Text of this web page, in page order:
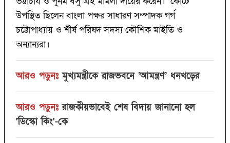
উপস্থিত ছিলেন বাংলা পক্ষর সাধারণ সম্পাদক গর্গ
চট্টোপাধ্যায় ও শীর্ষ পরিষদ সদস্য কৌশিক মাইতি ও
অন্যান্যরা।
আরও পড়ুনঃ মুখ্যমন্ত্রীকে রাজভবনে ‘আমন্ত্রণ’ ধনখড়ের
আরও পড়ুনঃ রাজকীয়ভাবেই শেষ বিদায় জানানো হল
'ডিস্কো কিং'-কে